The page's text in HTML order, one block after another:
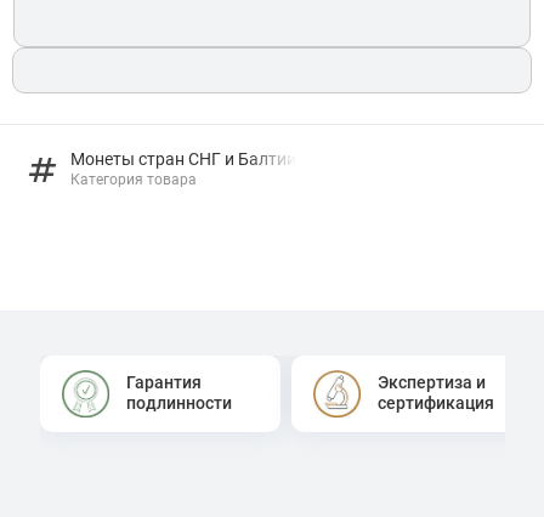
Монеты стран СНГ и Балтии
Категория товара
Гарантия
подлинности
Экспертиза и
сертификация